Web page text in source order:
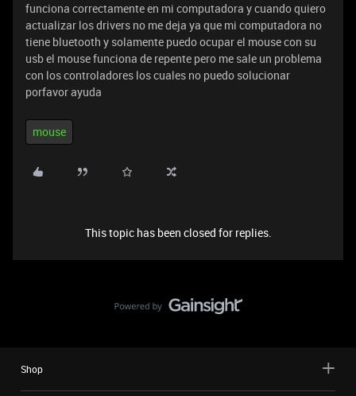
funciona correctamente en mi computadora y cuando quiero
actualizar los drivers no me deja ya que mi computadora no
tiene bluetooth y solamente puedo ocupar el mouse con su
usb el mouse funciona de repente pero me sale un problema
con los controladores los cuales no puedo solucionar
porfavor ayuda
mouse
This topic has been closed for replies.
Shop